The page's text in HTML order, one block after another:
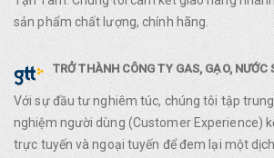
sản phẩm chất lượng, chính hãng.
TRỞ THÀNH CÔNG TY GAS, GẠO,
Với sự đầu tư nghiêm túc, chúng tôi tập
nghiệm người dùng (Customer Experience)
trực tuyến và ngoại tuyến để đem lại một